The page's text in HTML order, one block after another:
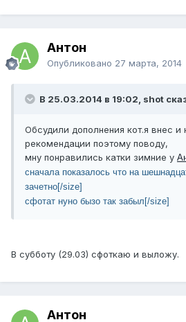
Антон
Опубликовано 27 марта, 2014
В 25.03.2014 в 19:02, shot
Обсудили дополнения кот.я внес и
рекомендации поэтому поводу,
мну понравились катки зимние у
сначала показалось что на
зачетно[/size]
сфотат нуно бызо так забыл[/size]
В субботу (29.03) сфоткаю и выложу.
Антон